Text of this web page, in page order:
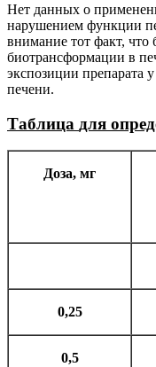
Нет данных о
нарушением функции
внимание тот факт, что
биотрансформации в
экспозиции препарата
печени.
Таблица для
Доза, мг
0,25
0,5